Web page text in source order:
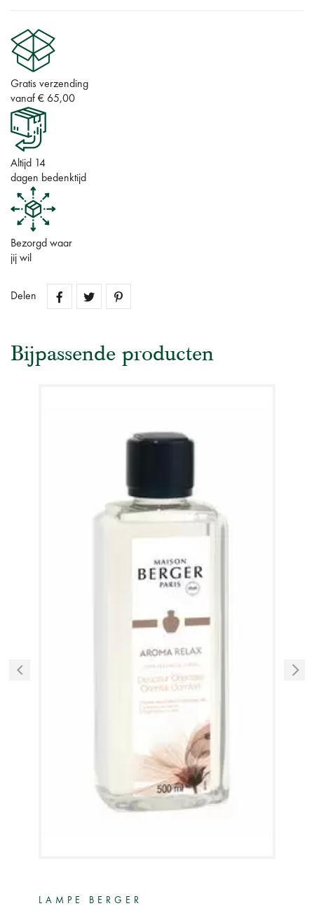
Gratis verzending
vanaf € 65,00
Altijd 14
dagen bedenktijd
Bezorgd waar
jij wil
Delen
Bijpassende producten
LAMPE BERGER